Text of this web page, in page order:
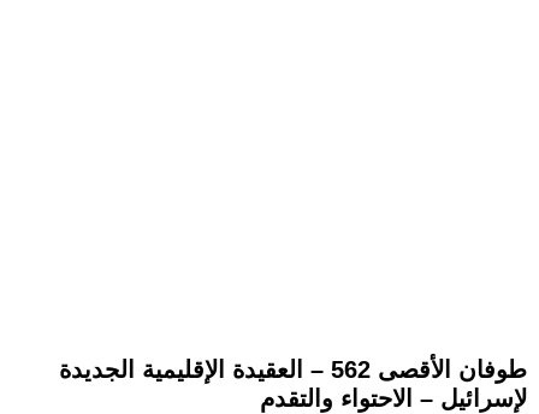
طوفان الأقصى 562 – العقيدة الإقليمية الجديدة
لإسرائيل – الاحتواء والتقدم